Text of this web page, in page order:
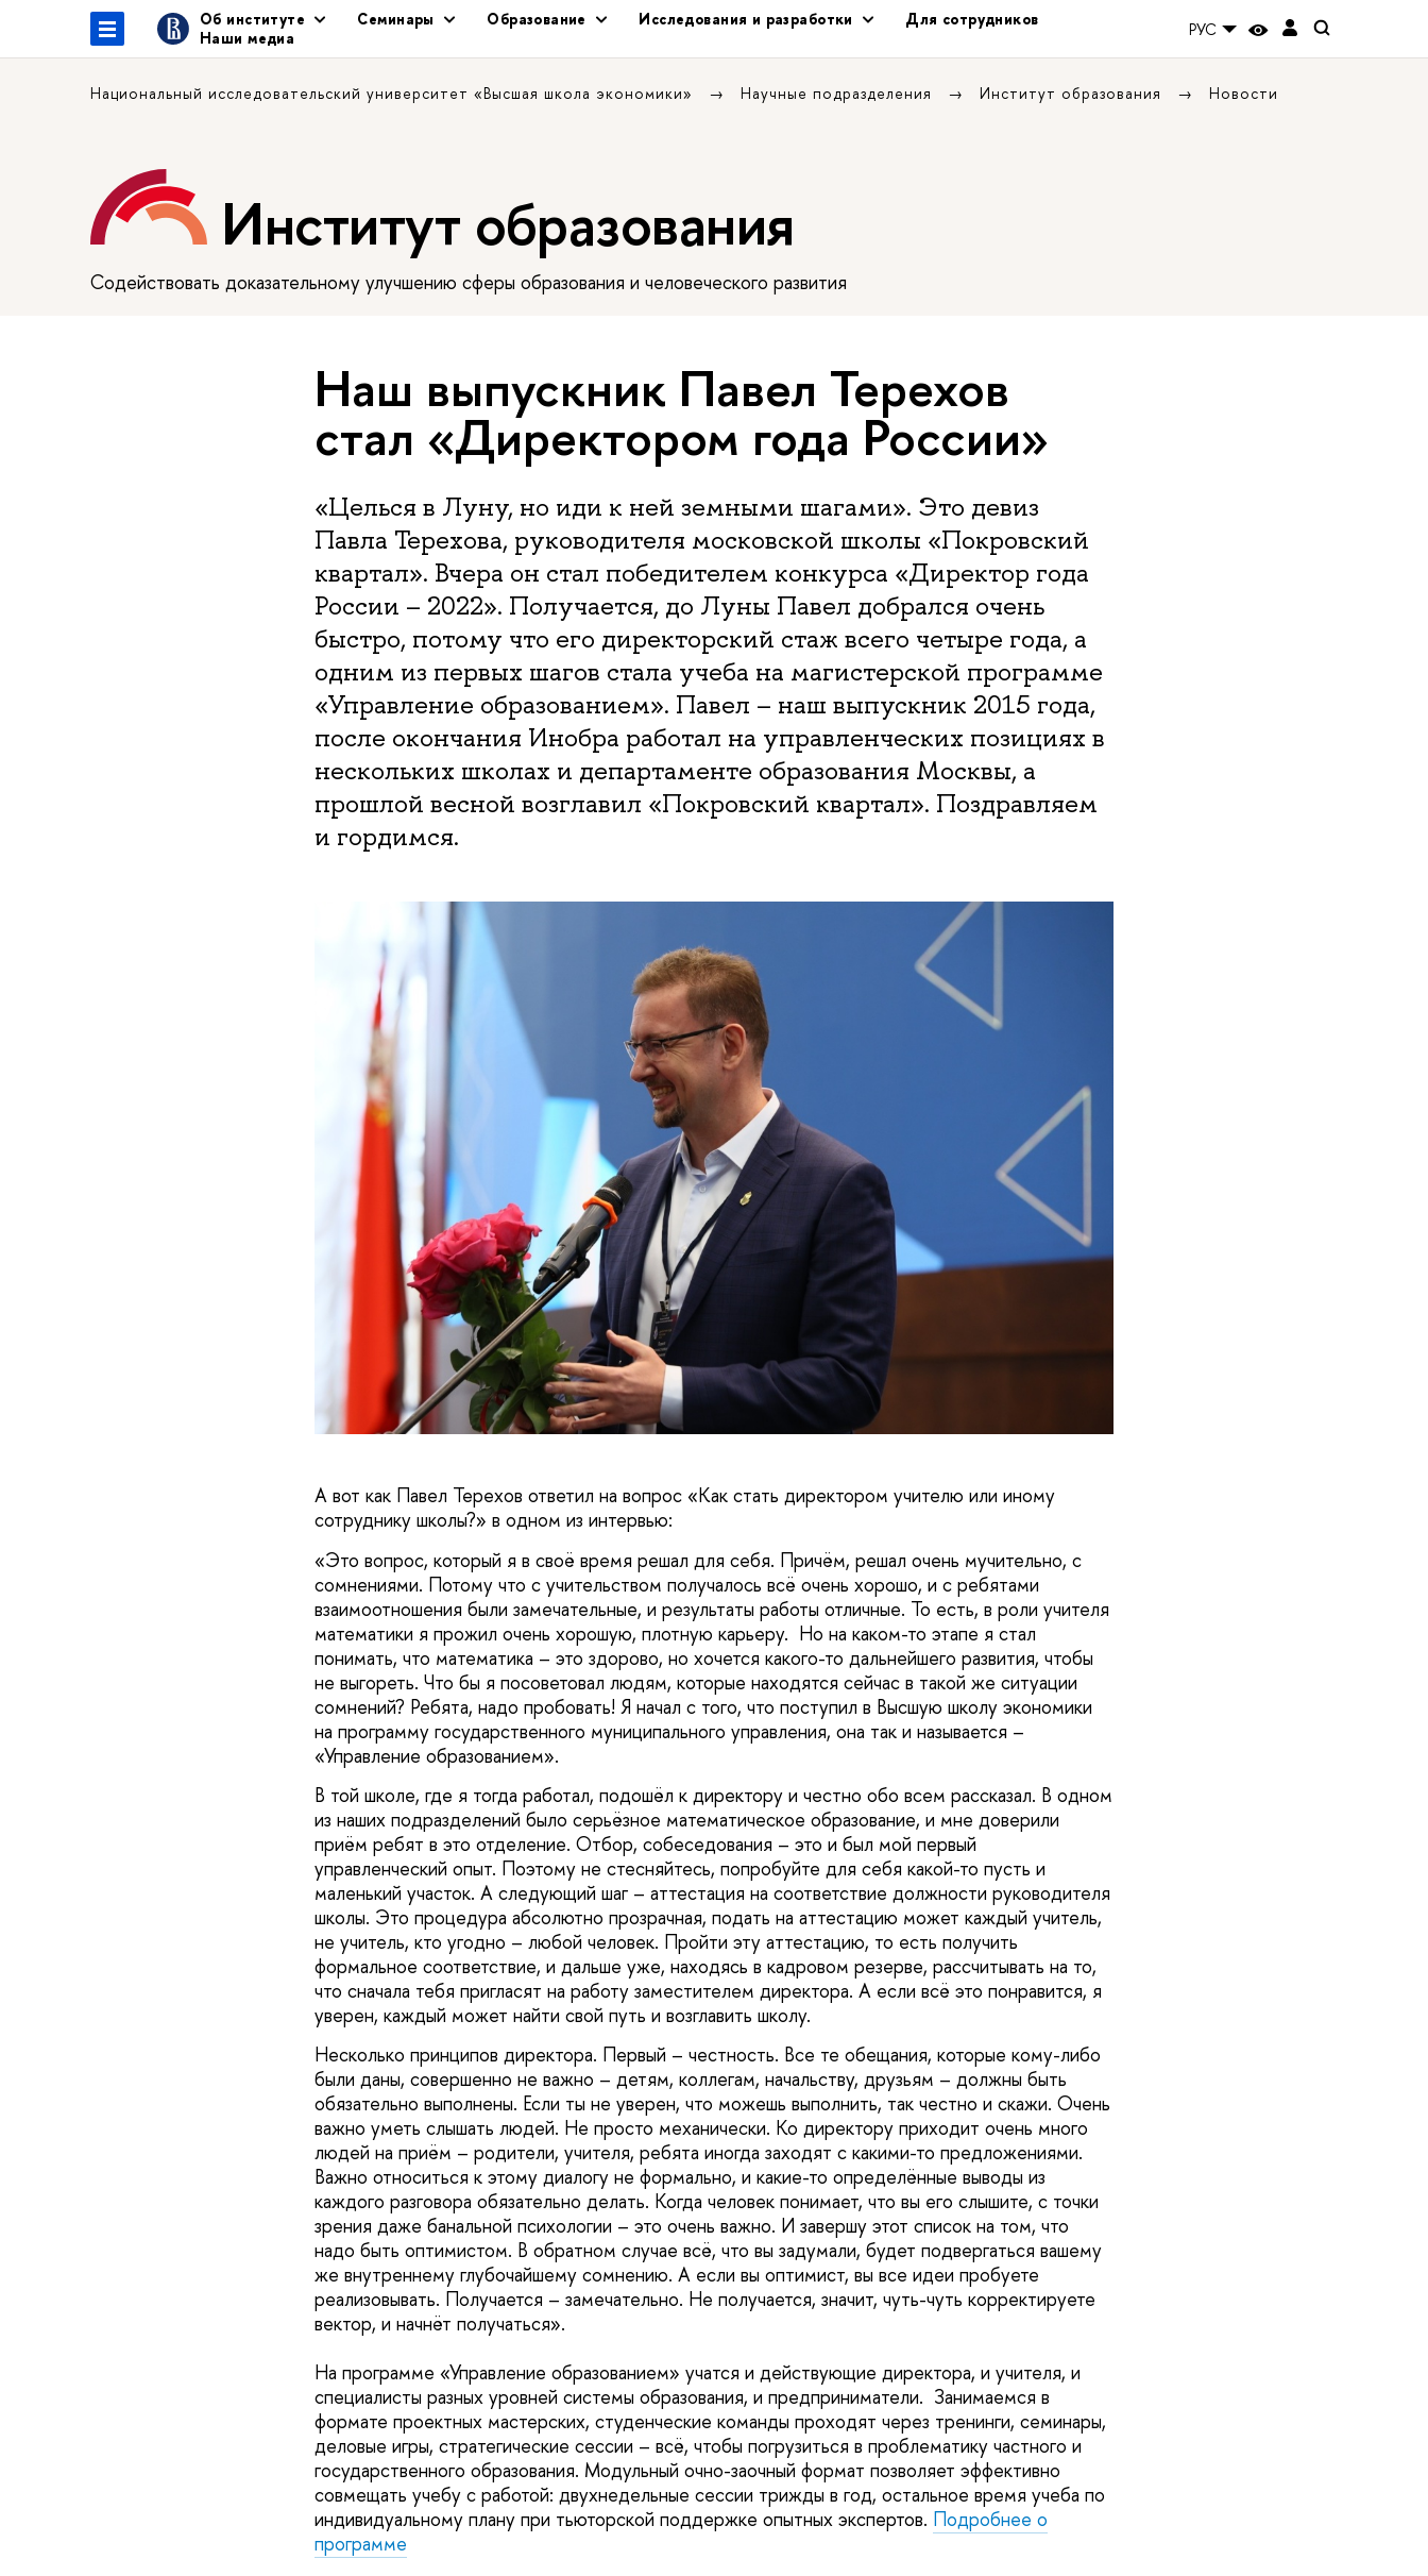
Об институте Семинары Образование Исследования и разработки
Для сотрудников
Наши медиа
РУС
Национальный исследовательский университет «Высшая школа экономики» Научные подразделения Институт образования Новости
Институт образования
Содействовать доказательному улучшению сферы образования и человеческого развития
Наш выпускник Павел Терехов
стал «Директором года России»
«Целься в Луну, но иди к ней земными шагами». Это девиз
Павла Терехова, руководителя московской школы «Покровский
квартал». Вчера он стал победителем конкурса «Директор года
России – 2022». Получается, до Луны Павел добрался очень
быстро, потому что его директорский стаж всего четыре года, а
одним из первых шагов стала учеба на магистерской программе
«Управление образованием». Павел – наш выпускник 2015 года,
после окончания Инобра работал на управленческих позициях в
нескольких школах и департаменте образования Москвы, а
прошлой весной возглавил «Покровский квартал». Поздравляем
и гордимся.
А вот как Павел Терехов ответил на вопрос «Как стать директором учителю или иному
сотруднику школы?» в одном из интервью:
«Это вопрос, который я в своё время решал для себя. Причём, решал очень мучительно, с
сомнениями. Потому что с учительством получалось всё очень хорошо, и с ребятами
взаимоотношения были замечательные, и результаты работы отличные. То есть, в роли учителя
математики я прожил очень хорошую, плотную карьеру. Но на каком-то этапе я стал
понимать, что математика – это здорово, но хочется какого-то дальнейшего развития, чтобы
не выгореть. Что бы я посоветовал людям, которые находятся сейчас в такой же ситуации
сомнений? Ребята, надо пробовать! Я начал с того, что поступил в Высшую школу экономики
на программу государственного муниципального управления, она так и называется –
«Управление образованием».
В той школе, где я тогда работал, подошёл к директору и честно обо всем рассказал. В одном
из наших подразделений было серьёзное математическое образование, и мне доверили
приём ребят в это отделение. Отбор, собеседования – это и был мой первый
управленческий опыт. Поэтому не стесняйтесь, попробуйте для себя какой-то пусть и
маленький участок. А следующий шаг – аттестация на соответствие должности руководителя
школы. Это процедура абсолютно прозрачная, подать на аттестацию может каждый учитель,
не учитель, кто угодно – любой человек. Пройти эту аттестацию, то есть получить
формальное соответствие, и дальше уже, находясь в кадровом резерве, рассчитывать на то,
что сначала тебя пригласят на работу заместителем директора. А если всё это понравится, я
уверен, каждый может найти свой путь и возглавить школу.
Несколько принципов директора. Первый – честность. Все те обещания, которые кому-либо
были даны, совершенно не важно – детям, коллегам, начальству, друзьям – должны быть
обязательно выполнены. Если ты не уверен, что можешь выполнить, так честно и скажи. Очень
важно уметь слышать людей. Не просто механически. Ко директору приходит очень много
людей на приём – родители, учителя, ребята иногда заходят с какими-то предложениями.
Важно относиться к этому диалогу не формально, и какие-то определённые выводы из
каждого разговора обязательно делать. Когда человек понимает, что вы его слышите, с точки
зрения даже банальной психологии – это очень важно. И завершу этот список на том, что
надо быть оптимистом. В обратном случае всё, что вы задумали, будет подвергаться вашему
же внутреннему глубочайшему сомнению. А если вы оптимист, вы все идеи пробуете
реализовывать. Получается – замечательно. Не получается, значит, чуть-чуть корректируете
вектор, и начнёт получаться».
На программе «Управление образованием» учатся и действующие директора, и учителя, и
специалисты разных уровней системы образования, и предприниматели. Занимаемся в
формате проектных мастерских, студенческие команды проходят через тренинги, семинары,
деловые игры, стратегические сессии – всё, чтобы погрузиться в проблематику частного и
государственного образования. Модульный очно-заочный формат позволяет эффективно
совмещать учебу с работой: двухнедельные сессии трижды в год, остальное время учеба по
индивидуальному плану при тьюторской поддержке опытных экспертов. Подробнее о
программе